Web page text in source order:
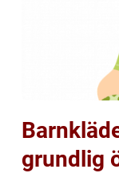
grundlig